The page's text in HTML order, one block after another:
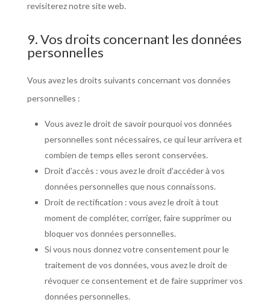
revisiterez notre site web.
9. Vos droits concernant les données
personnelles
Vous avez les droits suivants concernant vos données
personnelles :
Vous avez le droit de savoir pourquoi vos données
personnelles sont nécessaires, ce qui leur arrivera et
combien de temps elles seront conservées.
Droit d’accès : vous avez le droit d’accéder à vos
données personnelles que nous connaissons.
Droit de rectification : vous avez le droit à tout
moment de compléter, corriger, faire supprimer ou
bloquer vos données personnelles.
Si vous nous donnez votre consentement pour le
traitement de vos données, vous avez le droit de
révoquer ce consentement et de faire supprimer vos
données personnelles.